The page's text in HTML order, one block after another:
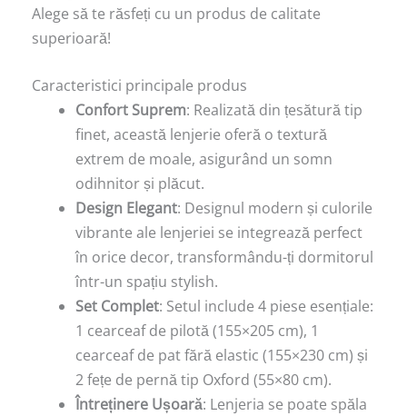
Alege să te răsfeți cu un produs de calitate
superioară!
Caracteristici principale produs
Confort Suprem: Realizată din țesătură tip
finet, această lenjerie oferă o textură
extrem de moale, asigurând un somn
odihnitor și plăcut.
Design Elegant: Designul modern și culorile
vibrante ale lenjeriei se integrează perfect
în orice decor, transformându-ți dormitorul
într-un spațiu stylish.
Set Complet: Setul include 4 piese esențiale:
1 cearceaf de pilotă (155×205 cm), 1
cearceaf de pat fără elastic (155×230 cm) și
2 fețe de pernă tip Oxford (55×80 cm).
Întreținere Ușoară: Lenjeria se poate spăla